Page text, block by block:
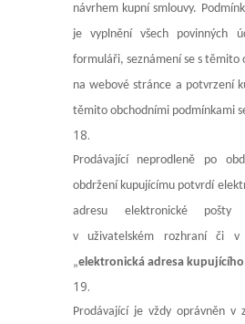
návrhem kupní smlouvy.
je vyplnění všech povinných
formuláři, seznámení se s těmito
na webové stránce a potvrzení
těmito obchodními podmínkami
Prodávající neprodleně po
obdržení kupujícímu potvrdí
adresu elektronické pošty
v uživatelském rozhraní či v
„elektronická adresa kupujícího
Prodávající je vždy oprávněn v